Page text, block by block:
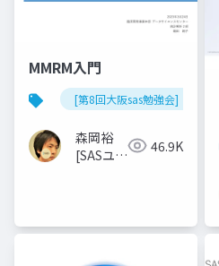
MMRM入門
[第8回大阪sas勉強会]
森岡裕
[SASユー
46.9K